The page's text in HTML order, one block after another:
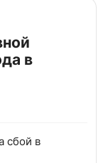
в
сбой в